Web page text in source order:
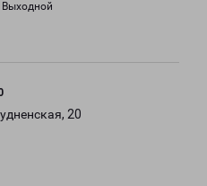
Выходной
20